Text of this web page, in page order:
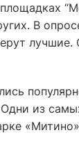
В
из